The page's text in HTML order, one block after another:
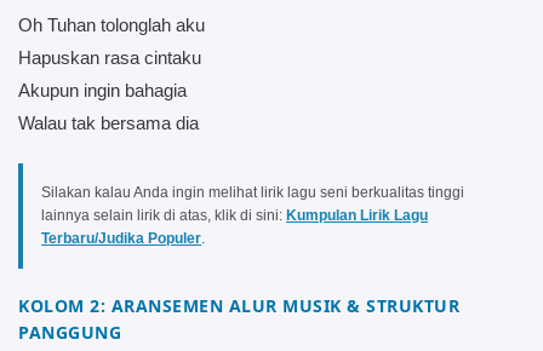
Oh Tuhan tolonglah aku
Hapuskan rasa cintaku
Akupun ingin bahagia
Walau tak bersama dia
Silakan kalau Anda ingin melihat lirik lagu seni berkualitas tinggi
lainnya selain lirik di atas, klik di sini: Kumpulan Lirik Lagu
Terbaru/Judika Populer
KOLOM 2: ARANSEMEN ALUR MUSIK & STRUKTUR
PANGGUNG